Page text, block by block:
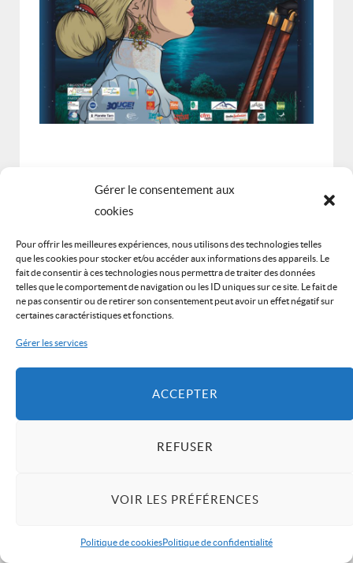
Gérer le consentement aux
cookies
Pour offrir les meilleures expériences, nous utilisons des technologies telles
que les cookies pour stocker et/ou accéder aux informations des appareils. Le
fait de consentir à ces technologies nous permettra de traiter des données
telles que le comportement de navigation ou les ID uniques sur ce site. Le fait de
ne pas consentir ou de retirer son consentement peut avoir un effet négatif sur
certaines caractéristiques et fonctions.
Gérer les services
ACCEPTER
REFUSER
VOIR LES PRÉFÉRENCES
Politique de cookiesPolitique de confidentialité